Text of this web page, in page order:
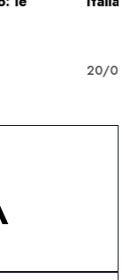
20/